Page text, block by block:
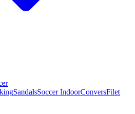
SandalsSoccer IndoorConversFilet